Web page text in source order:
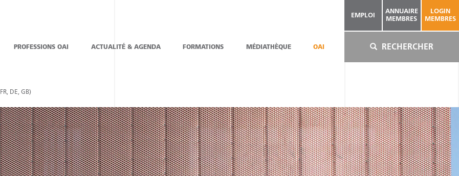
PROFESSIONS OAI ACTUALITÉ & AGENDA FORMATIONS MÉDIATHÈQUE OAI
EMPLOI
ANNUAIRE
MEMBRES
LOGIN
MEMBRES
RECHERCHER
DE, GB)